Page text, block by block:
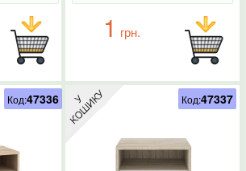
1 грн.
Код:47336 Код:47337